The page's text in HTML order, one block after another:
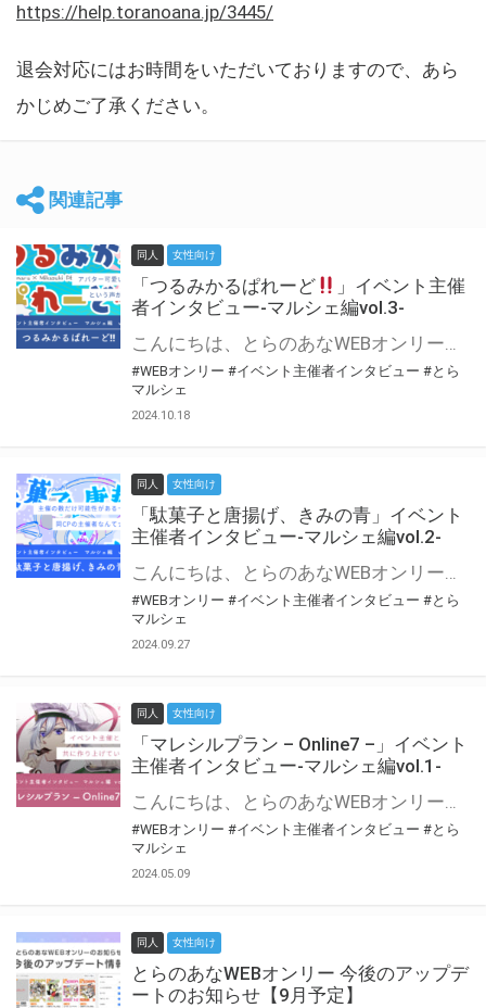
https://help.toranoana.jp/3445/
退会対応にはお時間をいただいておりますので、あら
かじめご了承ください。
関連記事
同人 女性向け
「つるみかるぱれーど
」イベント主催
者インタビュー-マルシェ編vol.3-
こんにちは、とらのあなWEBオンリー運営スタッフです。 新たにお届けする、イベント主催者インタビュー-マルシェ編-は、 とらのあなWEBオンリー「マルシェ」をご利用した主催様に 「マルシェ」を使って開催した感想や心がけをお聞きする企画です。 今回は、WEBオンリー初開催「つるみかるぱれーど
#WEBオンリー #イベント主催者インタビュー #とら
マルシェ
2024.10.18
同人 女性向け
「駄菓子と唐揚げ、きみの青」イベント
主催者インタビュー-マルシェ編vol.2-
こんにちは、とらのあなWEBオンリー運営スタッフです。 新たにお届けする、イベント主催者インタビュー-マルシェ編-は、 とらのあなWEBオンリー「マルシェ」をご利用の主催様に 「マルシェ」を使ってイベントを開催した感想や心がけをお聞きする企画です。 今回は、WEBオンリー初開催「駄菓子と唐揚げ、きみの青」より、 主催のぎこ六屋様にお話を伺いました。 協力：ぎこ六屋様／イベント公式Twitter（@krkgwks） とらのあなWEBオンリー「マルシェ」とは？ WEBオンリーでリアルタイムでコミュニケーションがとれるオンライン会場です。
#WEBオンリー #イベント主催者インタビュー #とら
マルシェ
2024.09.27
同人 女性向け
「マレシルプラン – Online7 –」イベント
主催者インタビュー-マルシェ編vol.1-
こんにちは、とらのあなWEBオンリー運営スタッフです。 新たにお届けする、イベント主催者インタビュー-マルシェ編-は、 とらのあなWEBオンリー「マルシェ」をご利用した主催様に 「マルシェ」を使って開催した感想や心がけをお聞きする企画です。 今回は、WEBオンリー開催7回目迎えた「マレシルプラン – Online7 –」より、 主催の玉川うた様にお話を伺いました。 ▼マレシルプランのインタビュー前回記事 「イベント主催者インタビュー vol.6」はこちら 協力：玉川うた様（マレシルプラン実行委員会 代表）／イベント公式Twitter（@mallesil_plan） とらのあなWEBオンリー「マルシェ」とは？ WEBオンリーでリアルタイムでコミュニケーションがとれるオンライン会場です。
#WEBオンリー #イベント主催者インタビュー #とら
マルシェ
2024.05.09
同人 女性向け
とらのあなWEBオンリー 今後のアップデ
ートのお知らせ【9月予定】